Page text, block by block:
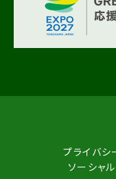
プライバシ
ソーシャ